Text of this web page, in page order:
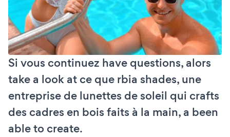
Si vous continuez have questions, alors
take a look at ce que rbia shades, une
entreprise de lunettes de soleil qui crafts
des cadres en bois faits à la main, a been
able to create.